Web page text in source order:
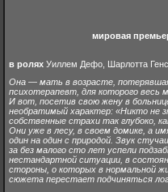
мировая
в роляхУиллем Дефо, Шарлотта
Она — мать в возрасте,
психотерапевт, для которого весь
И вот, посетив свою жену в
необратимый характер: «Никто не
собственные страхи так глубоко,
Они уже в лесу, в своем домике, а
один на один с природой. Звук
за без малого сто лет успели
нестандартной ситуации, в
стороны, о которых в нормальной
сюжета перестает подчиняться